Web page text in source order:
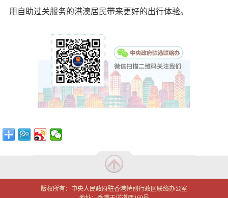
用自助过关服务的港澳居民带来更好的出行体验。
版权所有：中央人民政府驻香港特别行政区联络办公室